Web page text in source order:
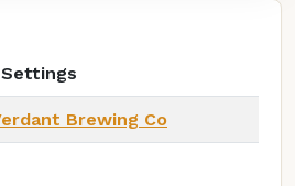
Brewing Co